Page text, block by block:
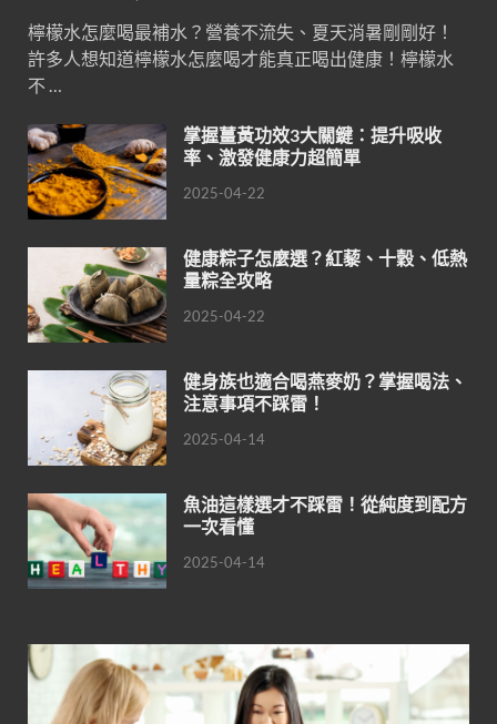
檸檬水怎麼喝最補水？營養不流失、夏天消暑剛剛好！
許多人想知道檸檬水怎麼喝才能真正喝出健康！檸檬水
不 …
掌握薑黃功效3大關鍵：提升吸收
率、激發健康力超簡單
2025-04-22
健康粽子怎麼選？紅藜、十穀、低熱
量粽全攻略
2025-04-22
健身族也適合喝燕麥奶？掌握喝法、
注意事項不踩雷！
2025-04-14
魚油這樣選才不踩雷！從純度到配方
一次看懂
2025-04-14